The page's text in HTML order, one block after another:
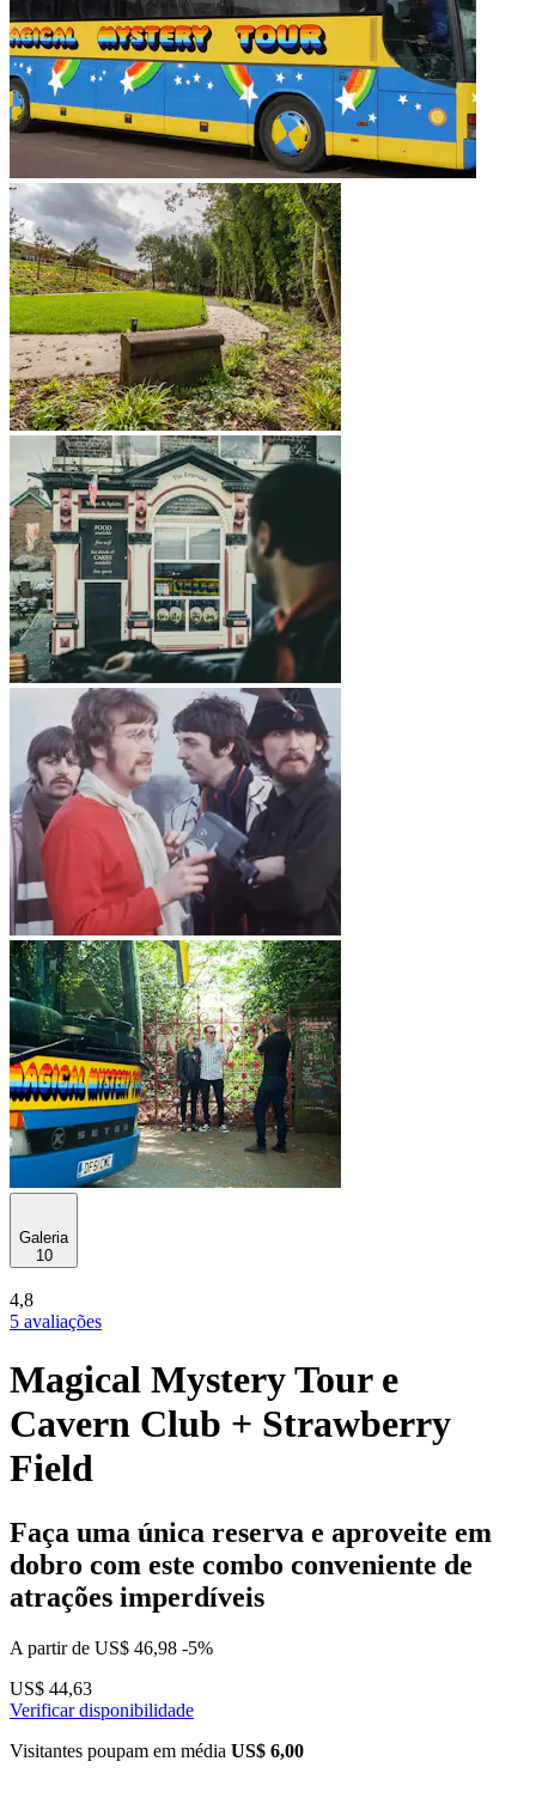
Galeria
10
4,8
5 avaliações
Magical Mystery Tour e
Cavern Club + Strawberry
Field
Faça uma única reserva e aproveite em
dobro com este combo conveniente de
atrações imperdíveis
A partir de US$ 46,98 -5%
US$ 44,63
Verificar disponibilidade
Visitantes poupam em média US$ 6,00